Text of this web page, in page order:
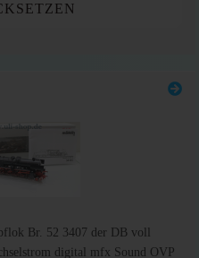
Br. 52 3407 der DB voll
digital mfx Sound OVP